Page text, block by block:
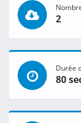
2
Durée
80